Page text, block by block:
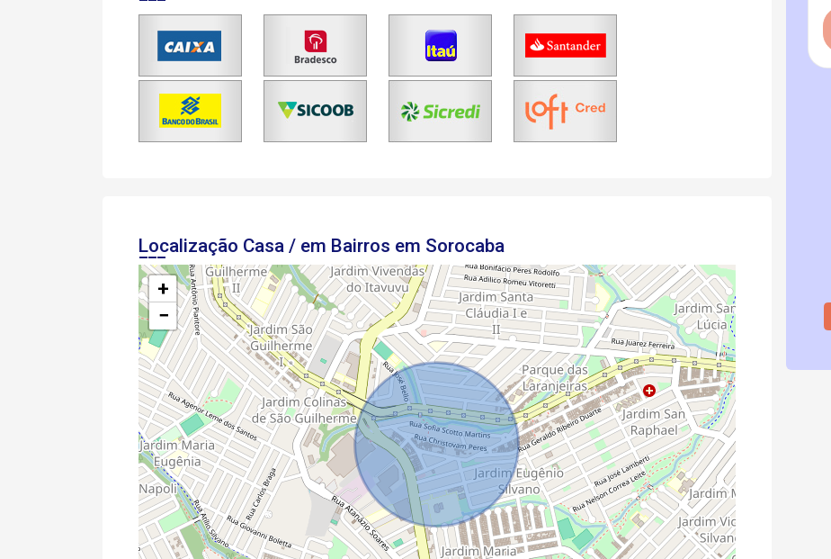
Localização Casa / em Bairros em Sorocaba
+
−